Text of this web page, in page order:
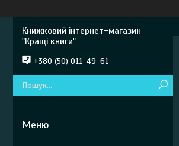
Книжковий інтернет-магазин
"Кращі книги"
+380 (50) 011-49-61